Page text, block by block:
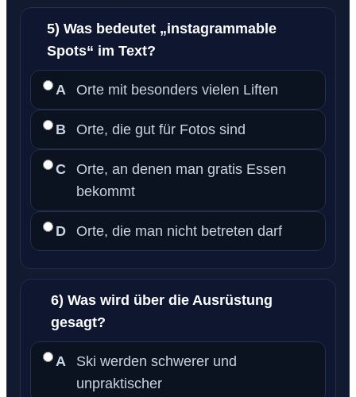
5) Was bedeutet „instagrammable
Spots“ im Text?
A Orte mit besonders vielen Liften
B Orte, die gut für Fotos sind
C
Orte, an denen man gratis Essen
bekommt
D Orte, die man nicht betreten darf
6) Was wird über die Ausrüstung
gesagt?
A
Ski werden schwerer und
unpraktischer